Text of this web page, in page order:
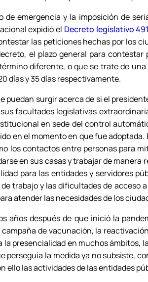
de emergencia y la imposición de
expidió el Decreto legislativo
las peticiones hechas por los
el plazo general para
diferente, o que se trate de
días y 35 días respectivamente.
puedan surgir acerca de si el
sus facultades legislativas
en sede del control
en el momento en que fue
los contactos entre personas para
en sus casas y trabajar de
para las entidades y servidores
trabajo y las dificultades de
atender las necesidades de los
años después de que inició la
de vacunación, la
la presencialidad en muchos ámbitos,
perseguía la medida ya no subsiste,
ello las actividades de las entidades